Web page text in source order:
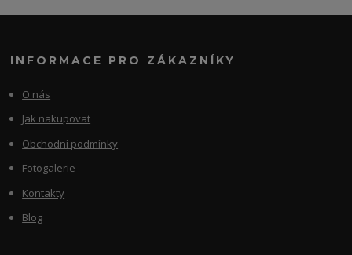
INFORMACE PRO ZÁKAZNÍKY
O nás
Jak nakupovat
Obchodní podmínky
Fotogalerie
Kontakty
Blog